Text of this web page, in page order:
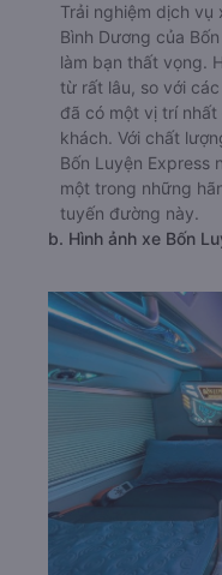
Trải nghiệm dịch vụ
Bình Dương của
làm bạn thất vọng.
từ rất lâu, so với
đã có một vị trí
khách. Với chất
Bốn Luyện Express
một trong những
tuyến đường này.
b. Hình ảnh xe Bốn